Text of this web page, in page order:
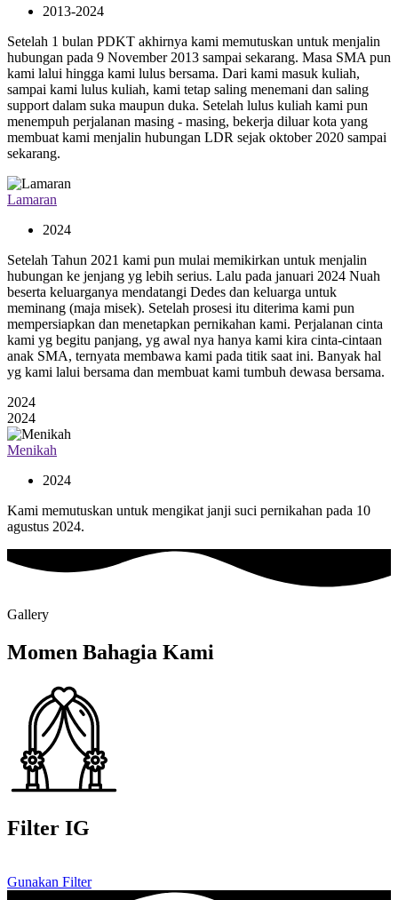
2013-2024
Setelah 1 bulan PDKT akhirnya kami memutuskan untuk menjalin
hubungan pada 9 November 2013 sampai sekarang. Masa SMA pun
kami lalui hingga kami lulus bersama. Dari kami masuk kuliah,
sampai kami lulus kuliah, kami tetap saling menemani dan saling
support dalam suka maupun duka. Setelah lulus kuliah kami pun
menempuh perjalanan masing - masing, bekerja diluar kota yang
membuat kami menjalin hubungan LDR sejak oktober 2020 sampai
sekarang.
Lamaran
2024
Setelah Tahun 2021 kami pun mulai memikirkan untuk menjalin
hubungan ke jenjang yg lebih serius. Lalu pada januari 2024 Nuah
beserta keluarganya mendatangi Dedes dan keluarga untuk
meminang (maja misek). Setelah prosesi itu diterima kami pun
mempersiapkan dan menetapkan pernikahan kami. Perjalanan cinta
kami yg begitu panjang, yg awal nya hanya kami kira cinta-cintaan
anak SMA, ternyata membawa kami pada titik saat ini. Banyak hal
yg kami lalui bersama dan membuat kami tumbuh dewasa bersama.
2024
2024
Menikah
2024
Kami memutuskan untuk mengikat janji suci pernikahan pada 10
agustus 2024.
Gallery
Momen Bahagia Kami
Filter IG
Gunakan Filter